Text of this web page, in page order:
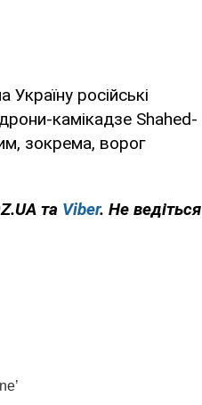
російські
камікадзе Shahed-
зокрема, ворог
та Viber. Не ведіться